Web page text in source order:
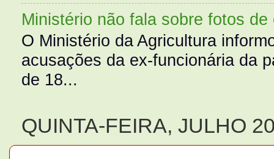
Ministério não fala sobre fotos de
O Ministério da Agricultura
acusações da ex-funcionária da
de 18...
QUINTA-FEIRA, JULHO